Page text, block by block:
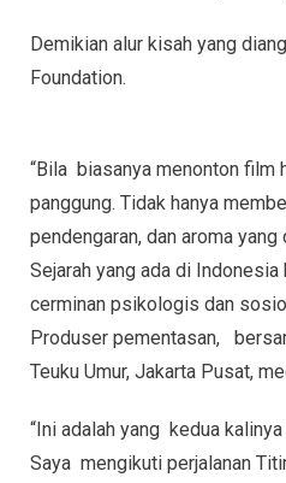
Demikian alur kisah yang
Foundation.
“Bila biasanya menonton film
panggung. Tidak hanya
pendengaran, dan aroma
Sejarah yang ada di
cerminan psikologis dan
Produser pementasan,
Teuku Umur, Jakarta Pusat,
“Ini adalah yang kedua
Saya mengikuti perjalanan